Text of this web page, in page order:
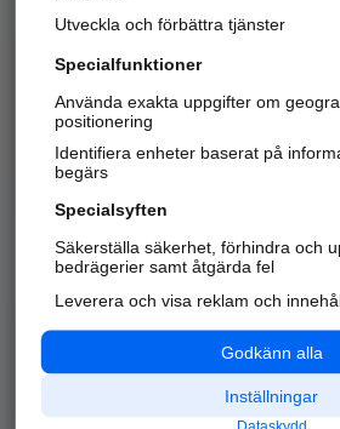
Kom igång
Alla kategorier
API & Kartor
Utveckla och förbättra tjänster
Specialfunktioner
Använda exakta uppgifter om
positionering
Identifiera enheter baserat på
begärs
Specialsyften
Säkerställa säkerhet, förhindra och
bedrägerier samt åtgärda fel
Leverera och visa reklam och
Godkänn alla
Inställningar
Dataskydd